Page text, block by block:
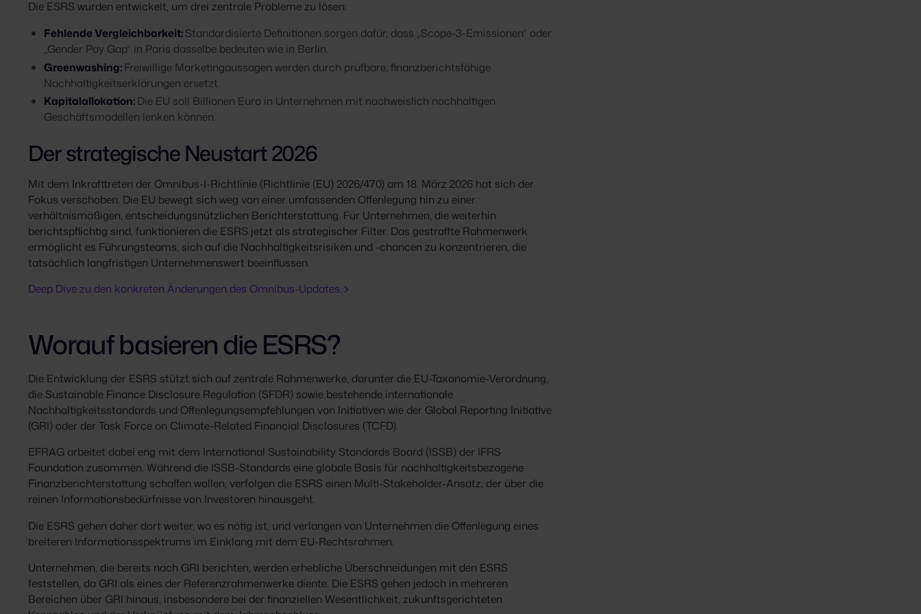
Die ESRS wurden entwickelt, um drei zentrale Probleme zu lösen:
Fehlende Vergleichbarkeit:Standardisierte Definitionen sorgen dafür, dass „Scope-3-Emissionen“ oder
„Gender Pay Gap“ in Paris dasselbe bedeuten wie in Berlin.
Greenwashing:Freiwillige Marketingaussagen werden durch prüfbare, finanzberichtsfähige
Nachhaltigkeitserklärungen ersetzt.
Kapitalallokation:Die EU soll Billionen Euro in Unternehmen mit nachweislich nachhaltigen
Geschäftsmodellen lenken können.
Der strategische Neustart 2026
Mit dem Inkrafttreten der Omnibus-I-Richtlinie (Richtlinie (EU) 2026/470) am 18. März 2026 hat sich der
Fokus verschoben. Die EU bewegt sich weg von einer umfassenden Offenlegung hin zu einer
verhältnismäßigen, entscheidungsnützlichen Berichterstattung. Für Unternehmen, die weiterhin
berichtspflichtig sind, funktionieren die ESRS jetzt als strategischer Filter. Das gestraffte Rahmenwerk
ermöglicht es Führungsteams, sich auf die Nachhaltigkeitsrisiken und -chancen zu konzentrieren, die
tatsächlich langfristigen Unternehmenswert beeinflussen.
Deep Dive zu den konkreten Änderungen des Omnibus-Updates.
Worauf basieren die ESRS?
Die Entwicklung der ESRS stützt sich auf zentrale Rahmenwerke, darunter die EU-Taxonomie-Verordnung,
die Sustainable Finance Disclosure Regulation (SFDR) sowie bestehende internationale
Nachhaltigkeitsstandards und Offenlegungsempfehlungen von Initiativen wie der Global Reporting Initiative
(GRI) oder der Task Force on Climate-Related Financial Disclosures (TCFD).
EFRAG arbeitet dabei eng mit dem International Sustainability Standards Board (ISSB) der IFRS
Foundation zusammen. Während die ISSB-Standards eine globale Basis für nachhaltigkeitsbezogene
Finanzberichterstattung schaffen wollen, verfolgen die ESRS einen Multi-Stakeholder-Ansatz, der über die
reinen Informationsbedürfnisse von Investoren hinausgeht.
Die ESRS gehen daher dort weiter, wo es nötig ist, und verlangen von Unternehmen die Offenlegung eines
breiteren Informationsspektrums im Einklang mit dem EU-Rechtsrahmen.
Unternehmen, die bereits nach GRI berichten, werden erhebliche Überschneidungen mit den ESRS
feststellen, da GRI als eines der Referenzrahmenwerke diente. Die ESRS gehen jedoch in mehreren
Bereichen über GRI hinaus, insbesondere bei der finanziellen Wesentlichkeit, zukunftsgerichteten